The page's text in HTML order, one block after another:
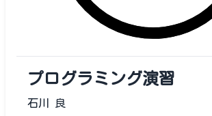
プログラミング演習
石川 良